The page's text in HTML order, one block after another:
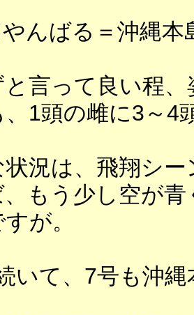
んばる＝沖縄
言って良い程
1頭の雌に3～4
況は、飛翔シ
もう少し空が
が。
いて、7号も沖